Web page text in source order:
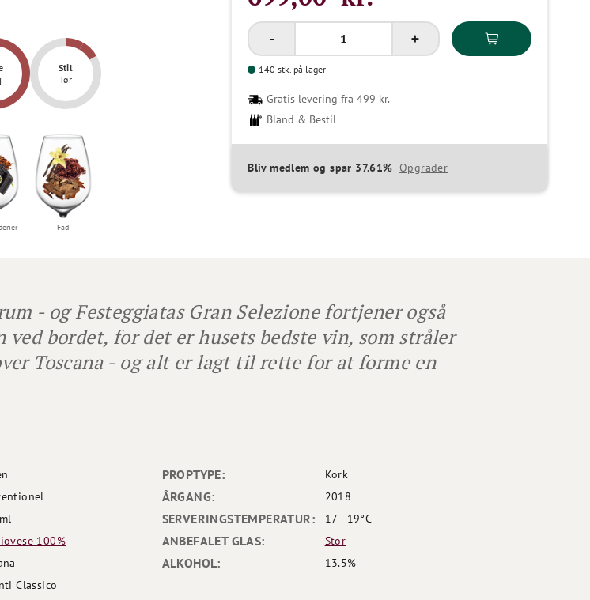
Stil
Tør
Fad
Gratis levering fra 499 kr.
Bland & Bestil
140 stk. på lager
Bliv medlem og spar 37.61% Opgrader
- og Festeggiatas Gran Selezione fortjener også
ved bordet, for det er husets bedste vin, som stråler
Toscana - og alt er lagt til rette for at forme en
100%
Classico
PROPTYPE: Kork
ÅRGANG: 2018
SERVERINGSTEMPERATUR: 17 - 19°C
ANBEFALET GLAS: Stor
ALKOHOL: 13.5%